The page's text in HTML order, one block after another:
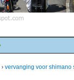
› vervanging voor shimano